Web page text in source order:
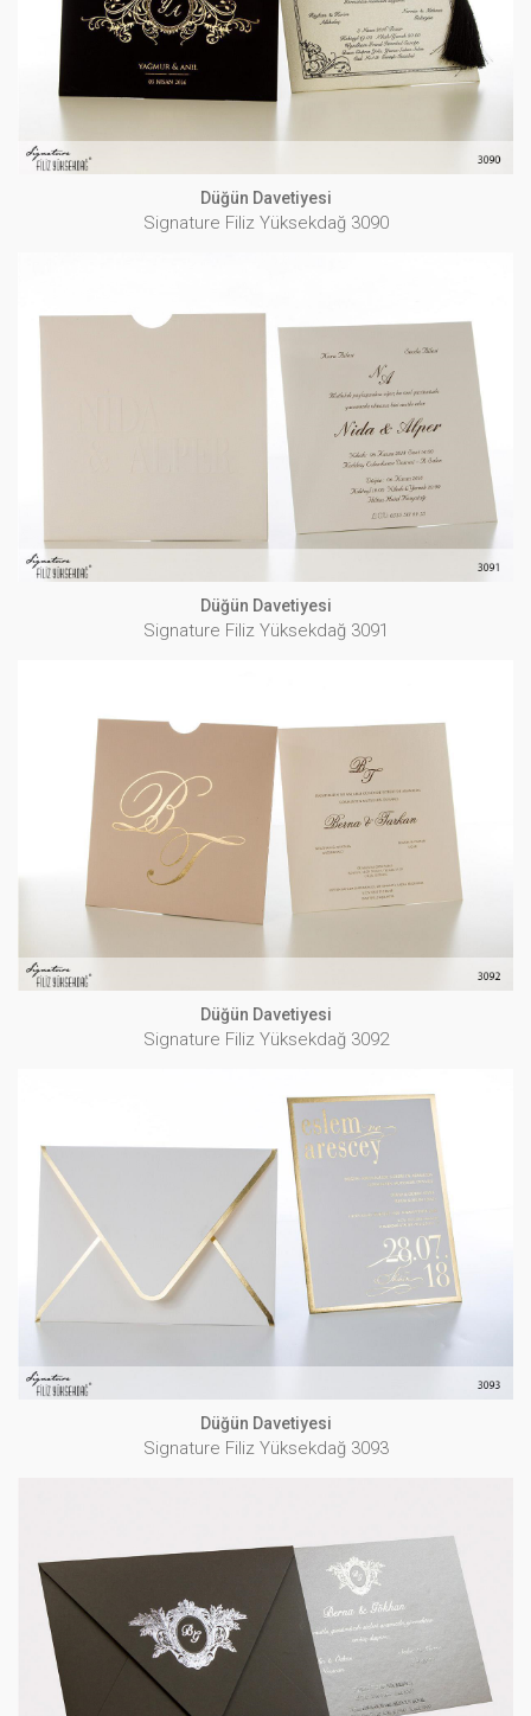
İNCELE
Düğün Davetiyesi
Signature Filiz Yüksekdağ 3090
Düğün Davetiyesi
Signature Filiz Yüksekdağ 3091
İNCELE
Düğün Davetiyesi
Signature Filiz Yüksekdağ 3091
Düğün Davetiyesi
Signature Filiz Yüksekdağ 3092
İNCELE
Düğün Davetiyesi
Signature Filiz Yüksekdağ 3092
Düğün Davetiyesi
Signature Filiz Yüksekdağ 3093
İNCELE
Düğün Davetiyesi
Signature Filiz Yüksekdağ 3093
Düğün Davetiyesi
Signature Filiz Yüksekdağ 3094
İNCELE